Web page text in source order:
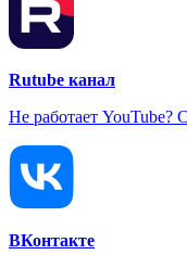
Rutube канал
Не работает YouTube?
ВКонтакте